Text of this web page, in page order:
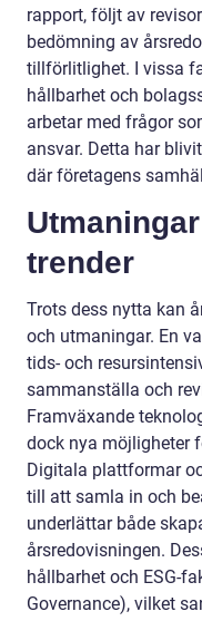
rapport, följt av
bedömning av
tillförlitlighet. I vissa
hållbarhet och
arbetar med frågor
ansvar. Detta har
där företagens
trender
Trots dess nytta kan
och utmaningar. En
tids- och
sammanställa och
Framväxande
dock nya möjligheter
Digitala plattformar
till att samla in och
underlättar både
årsredovisningen.
hållbarhet och ESG-
Governance), vilket